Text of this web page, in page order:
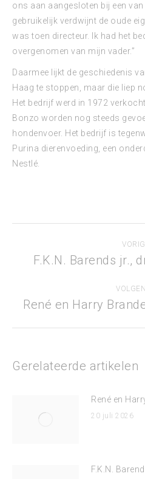
ons aan aangesloten bij een
gebruikelijk verdwijnt de oude
was toen directeur. Ik had het
overgenomen van mijn vader.”
Daarmee lijkt de geschiedenis
Haag te stoppen, maar die liep
Het bedrijf werd in 1972
Bonzo worden nog steeds
hondenvoer. Het bedrijf is
Purina dierenvoeding, een
Nestlé.
navigatie
F.K.N. Barends jr.,
René en Harry
Gerelateerde artikelen
René en
20 juli 2026
F.K.N.